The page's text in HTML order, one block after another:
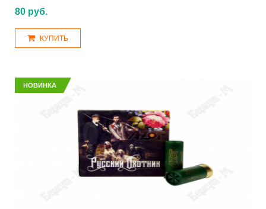
80 руб.
КУПИТЬ
НОВИНКА